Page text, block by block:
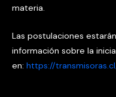
materia.
Las postulaciones
información sobre la
en: https://